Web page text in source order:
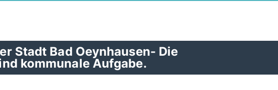
Stadt Bad Oeynhausen- Die
kommunale Aufgabe.